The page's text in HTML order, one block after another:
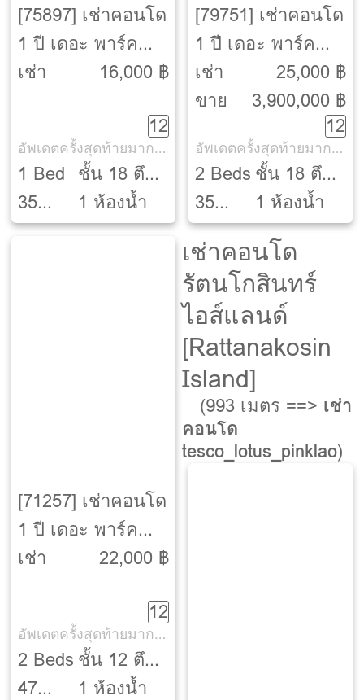
[75897] เช่าคอนโด
1 ปี เดอะ พาร์ค
แลนด์ จรัญ-ปิ่น
Parkland Charan –
Pinklao]
เช่า
16,000 ฿
12
อัพเดตครั้งสุดท้ายมากกว่า 30 วัน
1 Bed
35
ตรม.
ชั้น 18 ตึก
C
1 ห้องน้ำ
[79751] เช่าคอนโด
1 ปี เดอะ พาร์ค
แลนด์ จรัญ-ปิ่น
เกล้า [The
Parkland Charan –
Pinklao]
เช่า
25,000 ฿
ขาย
3,900,000 ฿
12
อัพเดตครั้งสุดท้ายมากกว่า 30 วัน
2 Beds
35
ตรม.
ชั้น 18 ตึก
A
1 ห้องน้ำ
[71257] เช่าคอนโด
1 ปี เดอะ พาร์ค
แลนด์ จรัญ-ปิ่น
Parkland Charan –
Pinklao]
เช่า
22,000 ฿
12
อัพเดตครั้งสุดท้ายมากกว่า 30 วัน
2 Beds
47
ชั้น 12 ตึก
C
1 ห้องน้ำ
เช่าคอนโด
รัตนโกสินทร์
ไอส์แลนด์
[Rattanakosin
Island]
(993 เมตร ==> เช่า
คอนโด
tesco_lotus_pinklao)